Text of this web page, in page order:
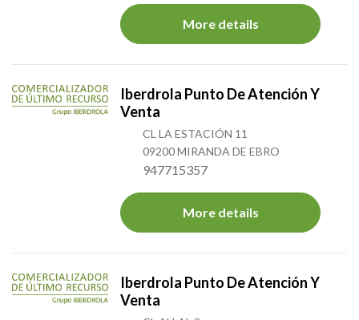
More details
Iberdrola Punto De Atención Y
Venta
CL LA ESTACIÓN 11
09200 MIRANDA DE EBRO
947715357
More details
Iberdrola Punto De Atención Y
Venta